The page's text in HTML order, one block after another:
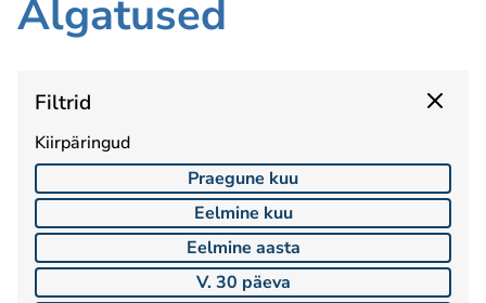
Algatused
Filtrid
Kiirpäringud
Praegune kuu
Eelmine kuu
Eelmine aasta
V. 30 päeva